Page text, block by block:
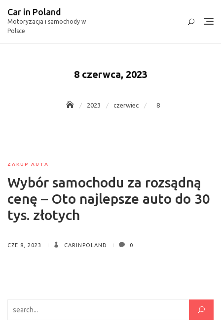
content
Car in Poland
Motoryzacja i samochody w
Polsce
8 czerwca, 2023
2023 czerwiec 8
ZAKUP AUTA
Wybór samochodu za rozsądną
cenę – Oto najlepsze auto do 30
tys. złotych
CZE 8, 2023 CARINPOLAND 0